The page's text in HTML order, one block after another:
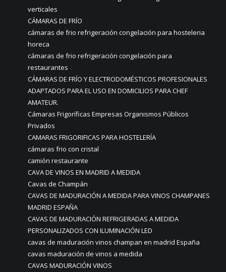
verticales
CÁMARAS DE FRÍO
cámaras de frio refrigeración congelación para hosteleria
horeca
cámaras de frio refrigeración congelación para
restaurantes
CÁMARAS DE FRÍO Y ELECTRODOMÉSTICOS PROFESIONALES
ADAPTADOS PARA EL USO EN DOMICILIOS PARA CHEF
AMATEUR.
Cámaras Frigoríficas Empresas Organismos Públicos
Privados
CAMARAS FRIGORIFICAS PARA HOSTELERÍA
cámaras frio con cristal
camión restaurante
CAVA DE VINOS EN MADRID A MEDIDA
Cavas de Champán
CAVAS DE MADURACIÓN A MEDIDA PARA VINOS CHAMPANES
MADRID ESPAÑA
CAVAS DE MADURACIÓN REFRIGERADAS A MEDIDA
PERSONALIZADOS CON ILUMINACIÓN LED
cavas de maduración vinos champan en madrid España
cavas maduración de vinos a medida
CAVAS MADURACIÓN VINOS